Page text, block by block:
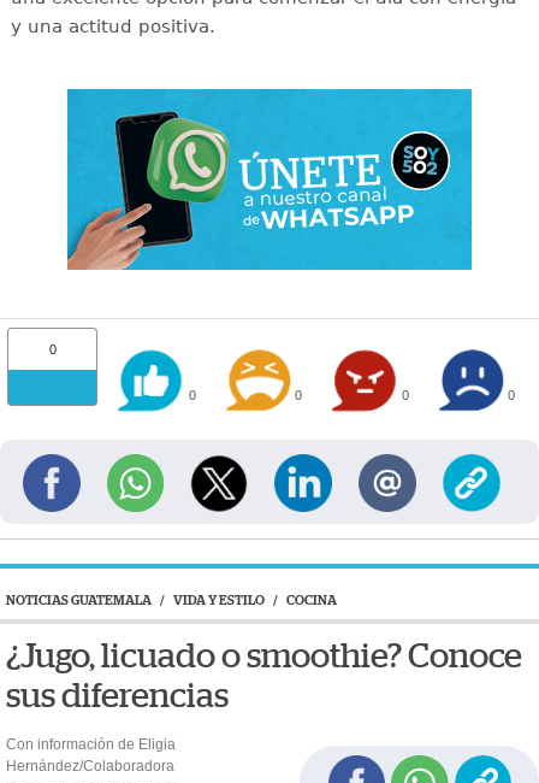
y una actitud positiva.
0
0 0 0 0
NOTICIAS GUATEMALA / VIDA Y ESTILO / COCINA
¿Jugo, licuado o smoothie? Conoce
sus diferencias
Con información de Eligia
Hernández/Colaboradora